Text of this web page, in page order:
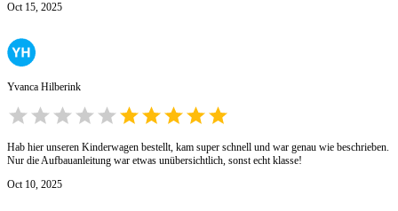
Oct 15, 2025
Yvanca Hilberink
Hab hier unseren Kinderwagen bestellt, kam super schnell und war genau wie beschrieben.
Nur die Aufbauanleitung war etwas unübersichtlich, sonst echt klasse!
Oct 10, 2025